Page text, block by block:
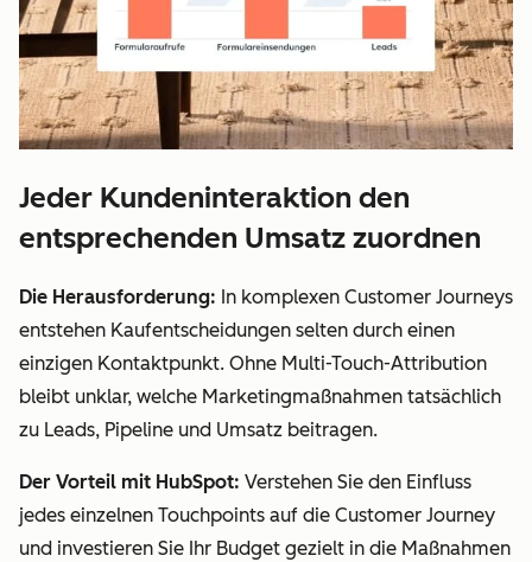
Jeder Kundeninteraktion den
entsprechenden Umsatz zuordnen
Die Herausforderung: In komplexen Customer Journeys
entstehen Kaufentscheidungen selten durch einen
einzigen Kontaktpunkt. Ohne Multi-Touch-Attribution
bleibt unklar, welche Marketingmaßnahmen tatsächlich
zu Leads, Pipeline und Umsatz beitragen.
Der Vorteil mit HubSpot: Verstehen Sie den Einfluss
jedes einzelnen Touchpoints auf die Customer Journey
und investieren Sie Ihr Budget gezielt in die Maßnahmen